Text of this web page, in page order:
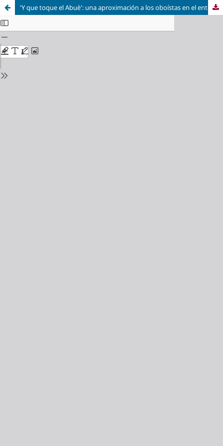
'Y que toque el Abuè': una aproximación a los oboístas en el entorno eclesiástico español del siglo XVIII